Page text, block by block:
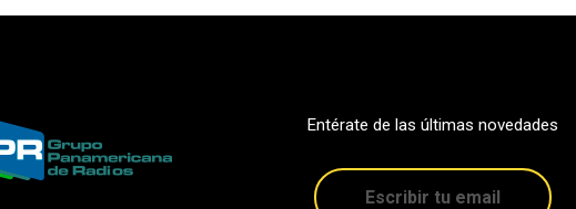
Entérate de las últimas novedades